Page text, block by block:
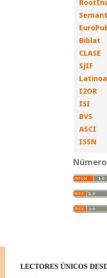
Biblat
CLASE
SJIF
I2OR
ISI
BVS
ASCI
ISSN
LECTORES ÚNICOS